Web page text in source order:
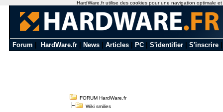
Forum HardWare.fr News Articles PC S'identifier S'inscrire
FORUM HardWare.fr
Wiki smilies
HardWare.fr utilise des cookies pour une navigation optimale